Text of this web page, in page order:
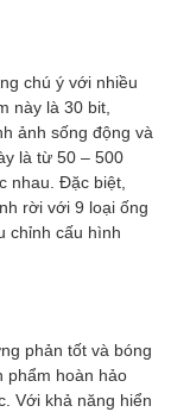
chú ý với nhiều
này là 30 bit,
ảnh sống động và
là từ 50 – 500
nhau. Đặc biệt,
rời với 9 loại ống
chỉnh cấu hình
phản tốt và bóng
phẩm hoàn hảo
Với khả năng hiển